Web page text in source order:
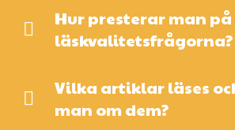
Hur presterar man på
läskvalitetsfrågorna?
Vilka artiklar läses
man om dem?